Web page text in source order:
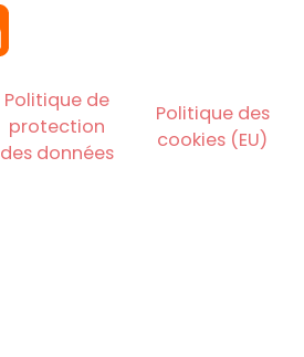
Politique de
protection
des données
Politique des
cookies (EU)